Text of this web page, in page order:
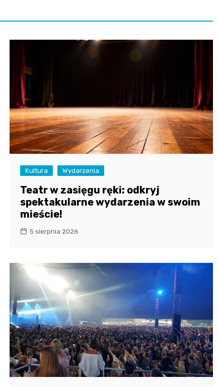
Kultura Wydarzenia
Teatr w zasięgu ręki: odkryj
spektakularne wydarzenia w swoim
mieście!
5 sierpnia 2026